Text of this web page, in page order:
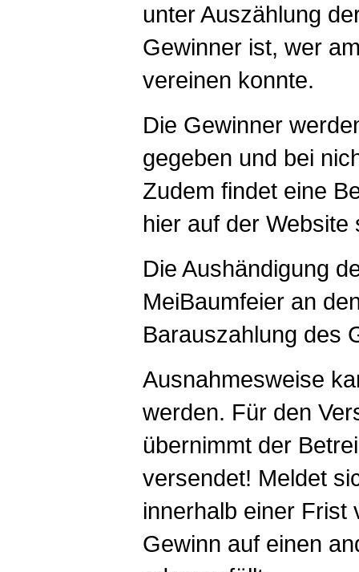
unter Auszählung
Gewinner ist, wer
vereinen konnte.
Die Gewinner
gegeben und bei
Zudem findet eine
hier auf der Website
Die Aushändigung
MeiBaumfeier an
Barauszahlung des
Ausnahmesweise
werden. Für den
übernimmt der
versendet! Meldet
innerhalb einer Frist
Gewinn auf einen